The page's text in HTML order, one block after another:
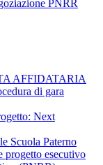
PNRR
AFFIDATARIA
di gara
Next
Scuola Paterno
progetto esecutivo